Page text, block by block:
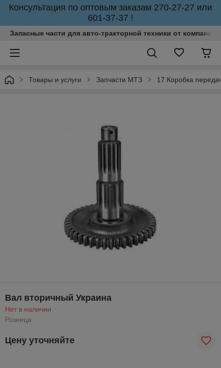
Консультация по оптовым заказам 270-27-27 или
601-37-37 !
Запасные части для авто-тракторной техники от
Товары и услуги Запчасти МТЗ 17 Коробка
Вал вторичный Украина
Нет в наличии
Розница
Цену уточняйте